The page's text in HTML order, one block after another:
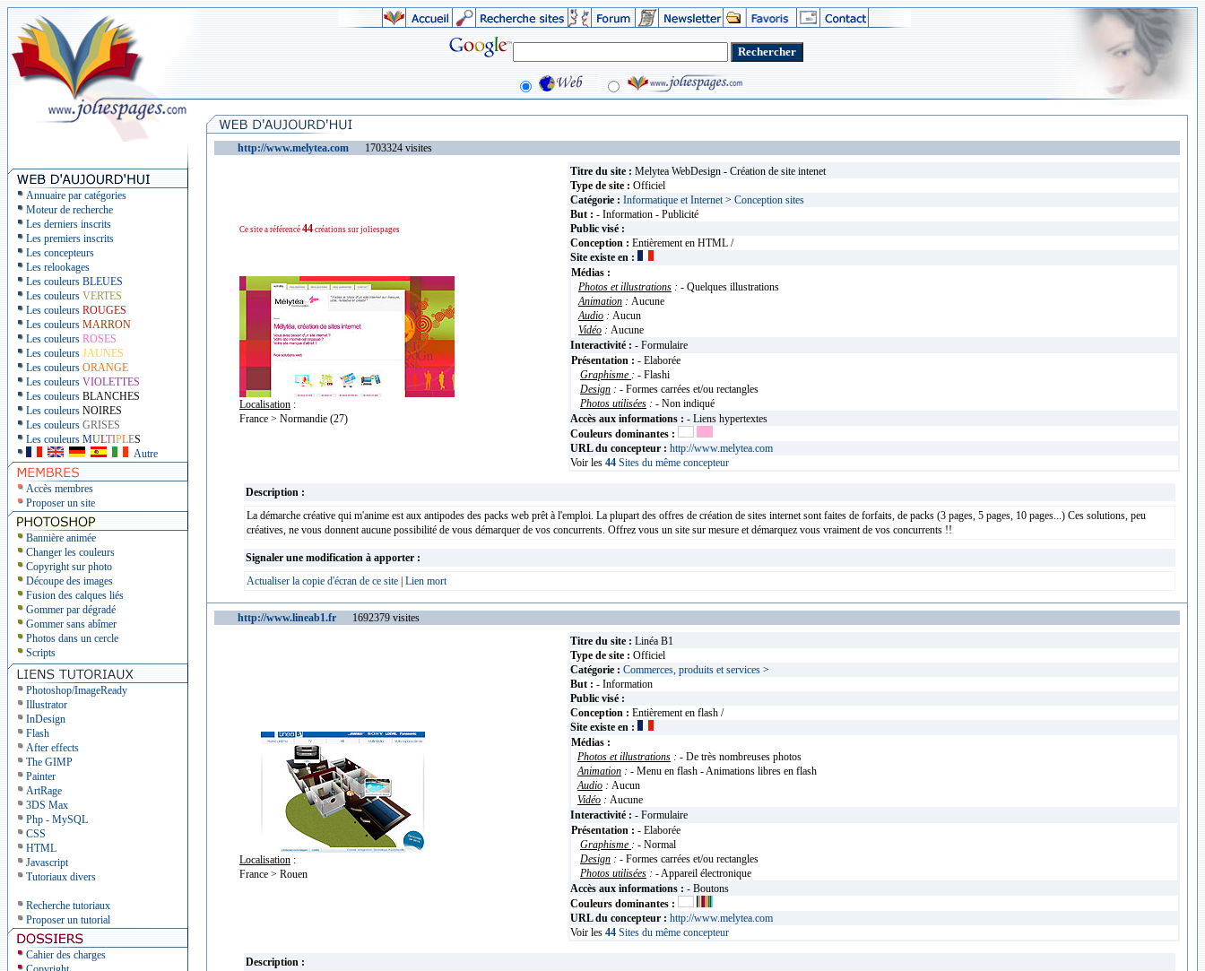
Annuaire par catégories
Moteur de recherche
Les derniers inscrits
Les premiers inscrits
Les concepteurs
Les relookages
Les couleurs BLEUES
Les couleurs VERTES
Les couleurs ROUGES
Les couleurs MARRON
Les couleurs ROSES
Les couleurs JAUNES
Les couleurs ORANGE
Les couleurs VIOLETTES
Les couleurs BLANCHES
Les couleurs NOIRES
Les couleurs GRISES
Les couleurs MULTIPLES
Autre
Accès membres
Proposer un site
Bannière animée
Changer les couleurs
Copyright sur photo
Découpe des images
Fusion des calques liés
Gommer par dégradé
Gommer sans abîmer
Photos dans un cercle
Scripts
Photoshop/ImageReady
Illustrator
InDesign
Flash
After effects
The GIMP
Painter
ArtRage
3DS Max
Php - MySQL
CSS
HTML
Javascript
Tutoriaux divers
Recherche tutoriaux
Proposer un tutorial
Cahier des charges
http://www.melytea.com 1703324 visites
Ce site a référencé 44 créations sur joliespages
Localisation :
France > Normandie (27)
Titre du site : Melytea WebDesign - Création de site intenet
Type de site : Officiel
Catégorie : Informatique et Internet> Conception sites
But : - Information - Publicité
Public visé :
Conception : Entièrement en HTML /
Site existe en :
Médias :
Photos et illustrations : - Quelques illustrations
Animation : Aucune
Audio : Aucun
Vidéo : Aucune
Interactivité : - Formulaire
Présentation : - Elaborée
Graphisme : - Flashi
Design : - Formes carrées et/ou rectangles
Photos utilisées : - Non indiqué
Accès aux informations : - Liens hypertextes
Couleurs dominantes :
URL du concepteur : http://www.melytea.com
Voir les 44 Sites du même concepteur
Description :
La démarche créative qui m'anime est aux antipodes des packs web prêt à l'emploi. La plupart des offres de création de sites internet sont faites de forfaits, de packs (3 pages, 5 pages, 10 pages...) Ces solutions, peu
créatives, ne vous donnent aucune possibilité de vous démarquer de vos concurrents. Offrez vous un site sur mesure et démarquez vous vraiment de vos concurrents !!
Signaler une modification à apporter :
Actualiser la copie d'écran de ce site Lien mort
http://www.lineab1.fr 1692379 visites
Localisation :
France > Rouen
Titre du site : Linéa B1
Type de site : Officiel
Catégorie : Commerces, produits et services >
But : - Information
Public visé :
Conception : Entièrement en flash /
Site existe en :
Médias :
Photos et illustrations : - De très nombreuses photos
Animation : - Menu en flash - Animations libres en flash
Audio : Aucun
Vidéo : Aucune
Interactivité : - Formulaire
Présentation : - Elaborée
Graphisme : - Normal
Design : - Formes carrées et/ou rectangles
Photos utilisées : - Appareil électronique
Accès aux informations : - Boutons
Couleurs dominantes :
URL du concepteur : http://www.melytea.com
Voir les 44 Sites du même concepteur
Description :